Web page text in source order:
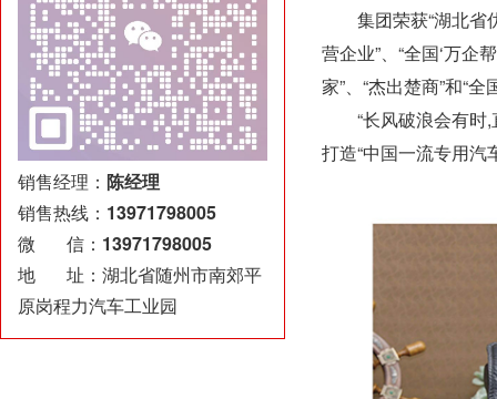
销售经理： 陈经理
销售热线： 13971798005
微 信： 13971798005
地 址：湖北省随州市南郊平
原岗程力汽车工业园
集团荣获“湖北省优
营企业”、“全国‘万企
家”、“杰出楚商”和“
“长风破浪会有时,
打造“中国一流专用汽